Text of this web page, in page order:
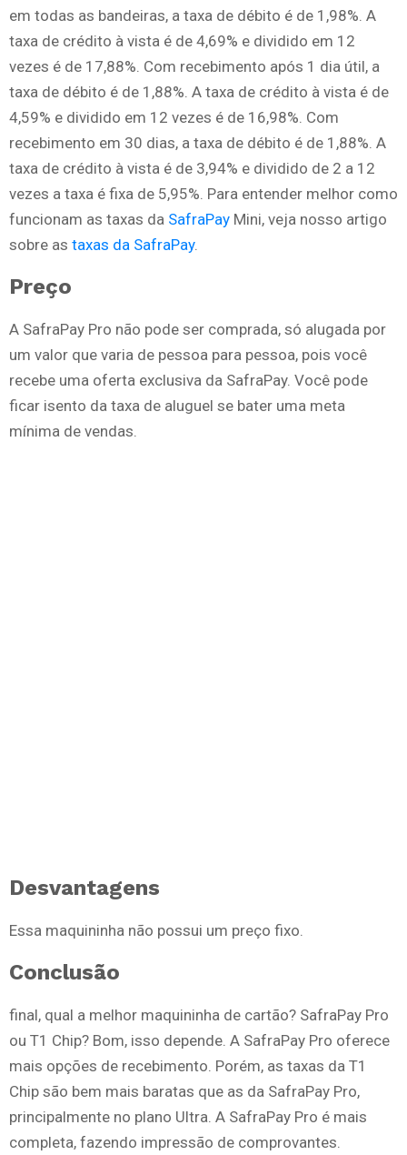
em todas as bandeiras, a taxa de débito é de 1,98%. A
taxa de crédito à vista é de 4,69% e dividido em 12
vezes é de 17,88%. Com recebimento após 1 dia útil, a
taxa de débito é de 1,88%. A taxa de crédito à vista é de
4,59% e dividido em 12 vezes é de 16,98%. Com
recebimento em 30 dias, a taxa de débito é de 1,88%. A
taxa de crédito à vista é de 3,94% e dividido de 2 a 12
vezes a taxa é fixa de 5,95%. Para entender melhor como
funcionam as taxas da SafraPay Mini, veja nosso artigo
sobre as taxas da SafraPay.
Preço
A SafraPay Pro não pode ser comprada, só alugada por
um valor que varia de pessoa para pessoa, pois você
recebe uma oferta exclusiva da SafraPay. Você pode
ficar isento da taxa de aluguel se bater uma meta
mínima de vendas.
Desvantagens
Essa maquininha não possui um preço fixo.
Conclusão
final, qual a melhor maquininha de cartão? SafraPay Pro
ou T1 Chip? Bom, isso depende. A SafraPay Pro oferece
mais opções de recebimento. Porém, as taxas da T1
Chip são bem mais baratas que as da SafraPay Pro,
principalmente no plano Ultra. A SafraPay Pro é mais
completa, fazendo impressão de comprovantes.